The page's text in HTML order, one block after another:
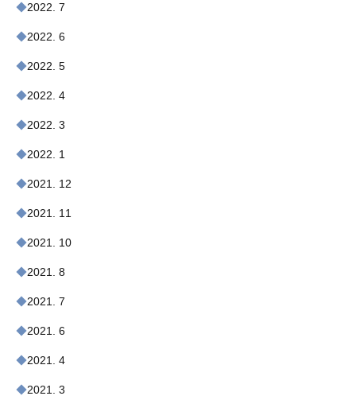
2022. 7
2022. 6
2022. 5
2022. 4
2022. 3
2022. 1
2021. 12
2021. 11
2021. 10
2021. 8
2021. 7
2021. 6
2021. 4
2021. 3